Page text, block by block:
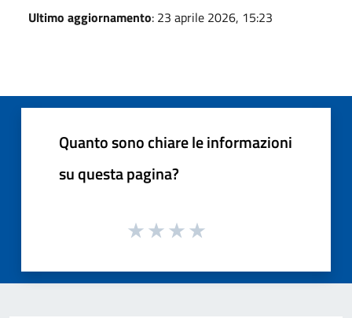
Ultimo aggiornamento: 23 aprile 2026, 15:23
Quanto sono chiare le informazioni
su questa pagina?